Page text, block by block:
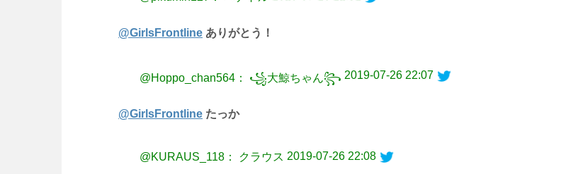
@GirlsFrontline ありがとう！
@Hoppo_chan564： ꧁大鯨ちゃん꧂ 2019-07-26 22:07
@GirlsFrontline たっか
@KURAUS_118： クラウス 2019-07-26 22:08